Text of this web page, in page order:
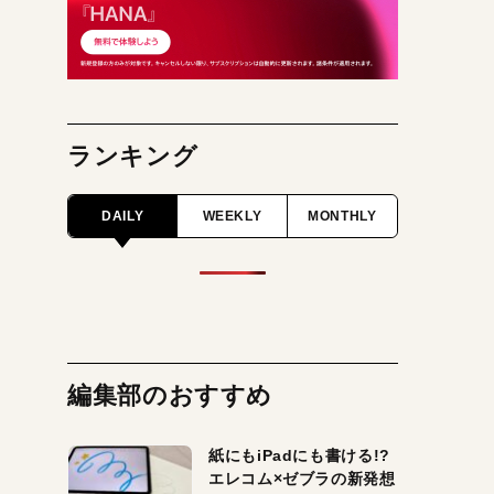
ランキング
DAILY WEEKLY MONTHLY
編集部のおすすめ
紙にもiPadにも書ける!?
エレコム×ゼブラの新発想